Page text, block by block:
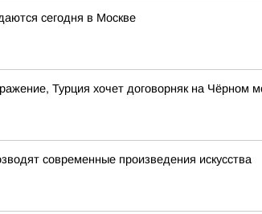
сегодня в Москве
Турция хочет договорняк на Чёрном
современные произведения искусства